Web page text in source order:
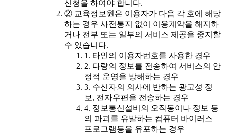
신청을 하여야 합니다.
② 교육정보원은 이용자가 다음 각 호에 해당
하는 경우 사전통지 없이 이용계약을 해지하
거나 전부 또는 일부의 서비스 제공을 중지할
수 있습니다.
1. 타인의 이용자번호를 사용한 경우
2. 다량의 정보를 전송하여 서비스의 안
정적 운영을 방해하는 경우
3. 수신자의 의사에 반하는 광고성 정
보, 전자우편을 전송하는 경우
4. 정보통신설비의 오작동이나 정보 등
의 파괴를 유발하는 컴퓨터 바이러스
프로그램등을 유포하는 경우